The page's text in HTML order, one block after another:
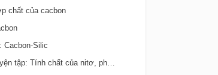
chất của cacbon
Cacbon-Silic
Bài 13: Luyện tập: Tính chất của nitơ, photpho và các hợp chất của chúng